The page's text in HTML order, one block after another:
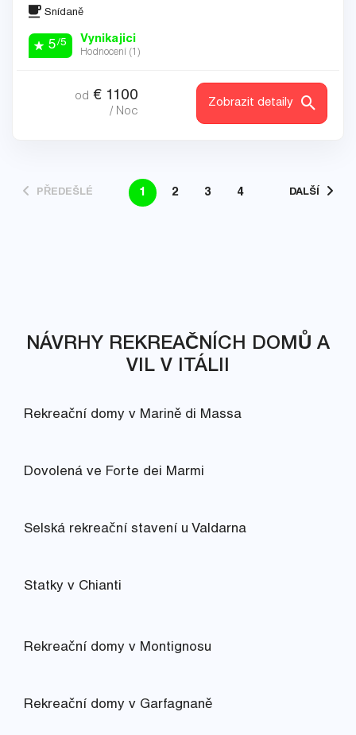
Snídaně
5/5 Vynikajici
Hodnocení (1 )
od € 1100
/ Noc
Zobrazit detaily
PŘEDEŠLÉ 1 2 3 4 DALŠÍ
NÁVRHY REKREAČNÍCH DOMŮ A
VIL V ITÁLII
Rekreační domy v Marině di Massa
Dovolená ve Forte dei Marmi
Selská rekreační stavení u Valdarna
Statky v Chianti
Rekreační domy v Montignosu
Rekreační domy v Garfagnaně